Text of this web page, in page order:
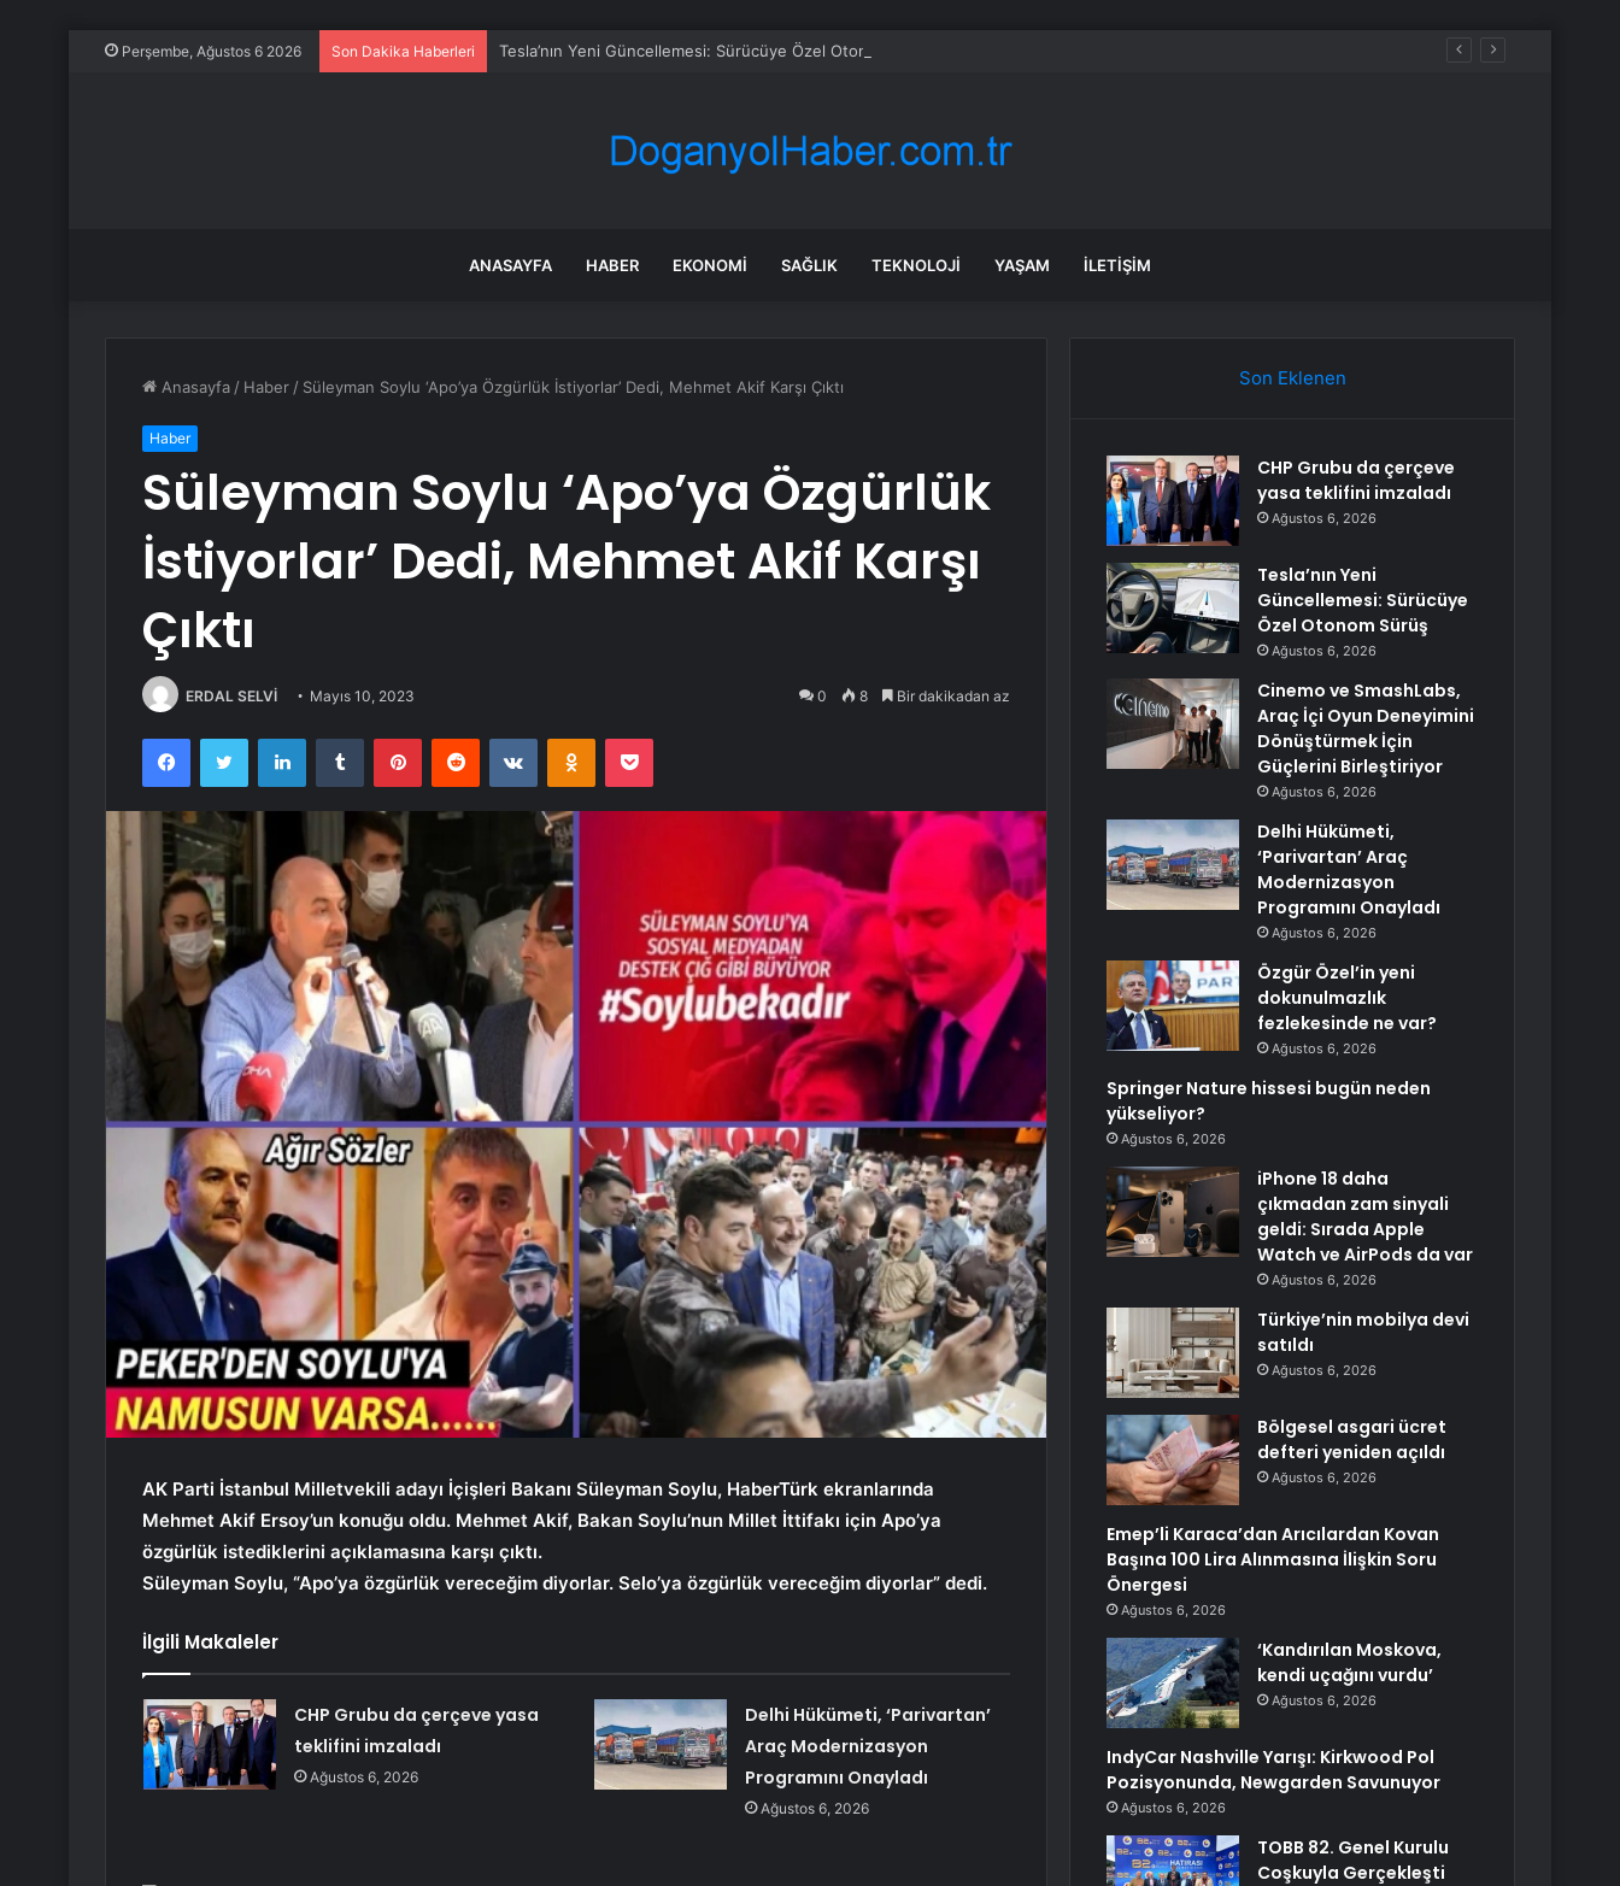
Perşembe, Ağustos 6 2026 Son Dakika Haberleri Tesla’nın Yeni Güncellemesi: Sürücüye Özel Otonom Sürüş
ANASAYFA HABER EKONOMI SAĞLIK TEKNOLOJI YAŞAM İLETIŞIM
Anasayfa / Haber / Süleyman Soylu ‘Apo’ya Özgürlük İstiyorlar’ Dedi, Mehmet Akif Karşı Çıktı
Haber
Süleyman Soylu ‘Apo’ya Özgürlük
İstiyorlar’ Dedi, Mehmet Akif Karşı
Çıktı
ERDAL SELVİ Mayıs 10, 2023 0 8 Bir dakikadan az
FacebookTwitter LinkedInTumblr PinterestReddit VKontakteOdnoklassniki
Pocket
AK Parti İstanbul Milletvekili adayı İçişleri Bakanı Süleyman Soylu, HaberTürk ekranlarında
Mehmet Akif Ersoy’un konuğu oldu. Mehmet Akif, Bakan Soylu’nun Millet İttifakı için Apo’ya
özgürlük istediklerini açıklamasına karşı çıktı.
Süleyman Soylu, “Apo’ya özgürlük vereceğim diyorlar. Selo’ya özgürlük vereceğim diyorlar” dedi.
İlgili Makaleler
CHP Grubu da çerçeve yasa
teklifini imzaladı
Ağustos 6, 2026
Delhi Hükümeti, ‘Parivartan’
Araç Modernizasyon
Programını Onayladı
Ağustos 6, 2026
Son Eklenen
CHP Grubu da çerçeve
yasa teklifini imzaladı
Ağustos 6, 2026
Tesla’nın Yeni
Güncellemesi: Sürücüye
Özel Otonom Sürüş
Ağustos 6, 2026
Cinemo ve SmashLabs,
Araç İçi Oyun Deneyimini
Dönüştürmek İçin
Güçlerini Birleştiriyor
Ağustos 6, 2026
Delhi Hükümeti,
‘Parivartan’ Araç
Modernizasyon
Programını Onayladı
Ağustos 6, 2026
Özgür Özel’in yeni
dokunulmazlık
fezlekesinde ne var?
Ağustos 6, 2026
Springer Nature hissesi bugün neden
yükseliyor?
Ağustos 6, 2026
iPhone 18 daha
çıkmadan zam sinyali
geldi: Sırada Apple
Watch ve AirPods da var
Ağustos 6, 2026
Türkiye’nin mobilya devi
satıldı
Ağustos 6, 2026
Bölgesel asgari ücret
defteri yeniden açıldı
Ağustos 6, 2026
Emep’li Karaca’dan Arıcılardan Kovan
Başına 100 Lira Alınmasına İlişkin Soru
Önergesi
Ağustos 6, 2026
‘Kandırılan Moskova,
kendi uçağını vurdu’
Ağustos 6, 2026
IndyCar Nashville Yarışı: Kirkwood Pol
Pozisyonunda, Newgarden Savunuyor
Ağustos 6, 2026
TOBB 82. Genel Kurulu
Coşkuyla Gerçekleşti